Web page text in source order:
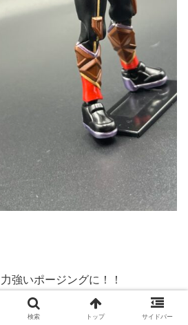
強いポージングに！！
検索 トップ サイドバー